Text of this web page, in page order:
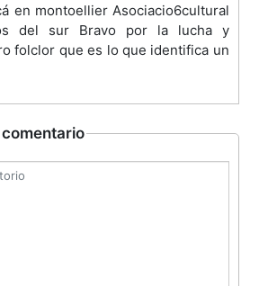
en montoellier Asociacio6cultural
del sur Bravo por la lucha y
folclor que es lo que identifica un